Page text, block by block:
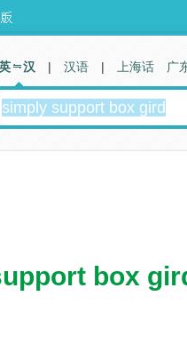
box
汉 | 汉语 | 上海话 广